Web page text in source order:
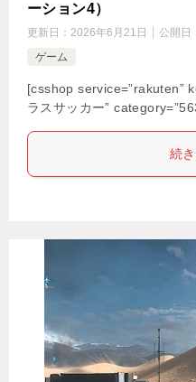
ーション4）
更新日： 2026年6月21日 公開日
ゲーム
[csshop service=”rakuten”
ラスサッカー”
続